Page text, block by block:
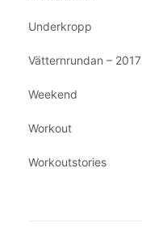
Underkropp
Vätternrundan – 2017
Weekend
Workout
Workoutstories